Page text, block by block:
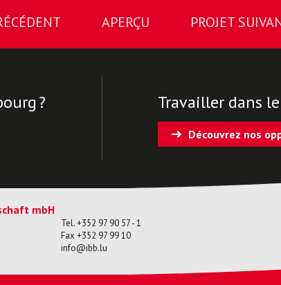
APERÇU PROJET
? Travailler dans
Découvrez nos
mbH
Tel.+352 97 90 57 - 1
Fax+352 97 99 10
info@ibb.lu